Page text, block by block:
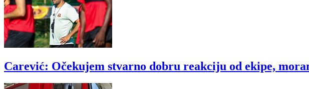
Carević: Očekujem stvarno dobru reakciju od ekipe,